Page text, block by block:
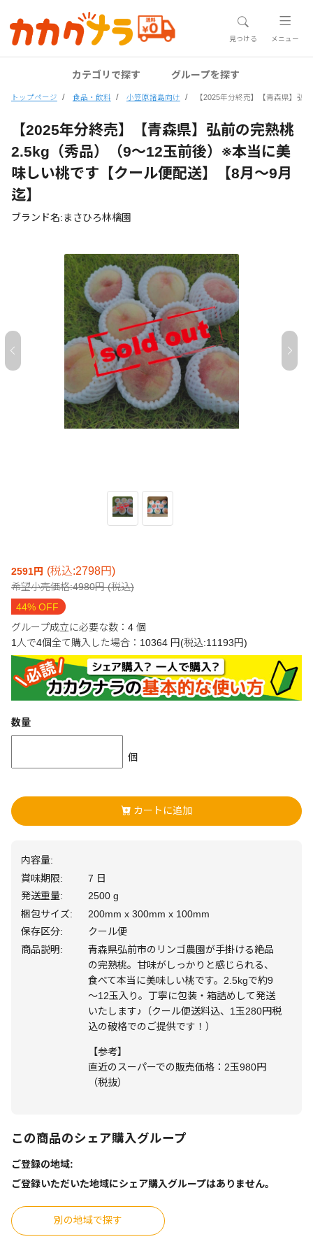
見つける メニュー
カテゴリで探す グループを探す
トップページ 食品・飲料 小笠原諸島向け 【2025年分終売】【青森県】弘
【2025年分終売】【青森県】弘前の完熟桃
2.5kg（秀品）（9～12玉前後）※本当に美
味しい桃です【クール便配送】【8月～9月
迄】
ブランド名:まさひろ林檎園
2591円 (税込:2798円)
希望小売価格:4980円 (税込)
44% OFF
グループ成立に必要な数：4 個
1人で4個全て購入した場合：10364 円(税込:11193円)
数量
個
カートに追加
内容量:
賞味期限:
7 日
発送重量:
2500 g
梱包サイズ:
200mm x 300mm x 100mm
保存区分:
クール便
商品説明:
青森県弘前市のリンゴ農園が手掛ける絶品
の完熟桃。甘味がしっかりと感じられる、
食べて本当に美味しい桃です。2.5kgで約9
～12玉入り。丁寧に包装・箱詰めして発送
いたします♪（クール便送料込、1玉280円税
込の破格でのご提供です！）
【参考】
直近のスーパーでの販売価格：2玉980円
（税抜）
この商品のシェア購入グループ
ご登録の地域:
ご登録いただいた地域にシェア購入グループはありません。
別の地域で探す